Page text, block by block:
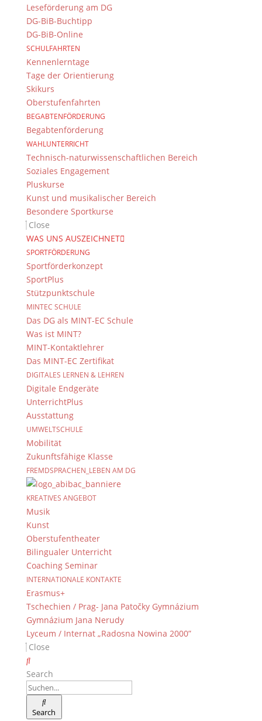
Leseförderung am DG
DG-BiB-Buchtipp
DG-BiB-Online
SCHULFAHRTEN
Kennenlerntage
Tage der Orientierung
Skikurs
Oberstufenfahrten
BEGABTENFÖRDERUNG
Begabtenförderung
WAHLUNTERRICHT
Technisch-naturwissenschaftlichen Bereich
Soziales Engagement
Pluskurse
Kunst und musikalischer Bereich
Besondere Sportkurse
Close
WAS UNS AUSZEICHNET
SPORTFÖRDERUNG
Sportförderkonzept
SportPlus
Stützpunktschule
MINTEC SCHULE
Das DG als MINT-EC Schule
Was ist MINT?
MINT-Kontaktlehrer
Das MINT-EC Zertifikat
DIGITALES LERNEN & LEHREN
Digitale Endgeräte
UnterrichtPlus
Ausstattung
UMWELTSCHULE
Mobilität
Zukunftsfähige Klasse
FREMDSPRACHEN_LEBEN AM DG
KREATIVES ANGEBOT
Musik
Kunst
Oberstufentheater
Bilingualer Unterricht
Coaching Seminar
INTERNATIONALE KONTAKTE
Erasmus+
Tschechien / Prag- Jana Patočky Gymnázium
Gymnázium Jana Nerudy
Lyceum / Internat „Radosna Nowina 2000”
Close
Search
Search